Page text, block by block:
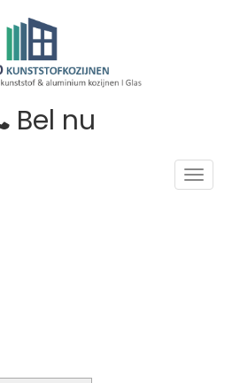
Bel nu
Toggle